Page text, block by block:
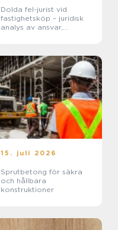
Dolda fel-jurist vid
fastighetsköp – juridisk
analys av ansvar,
15. juli 2026
Sprutbetong för säkra
och hållbara
konstruktioner